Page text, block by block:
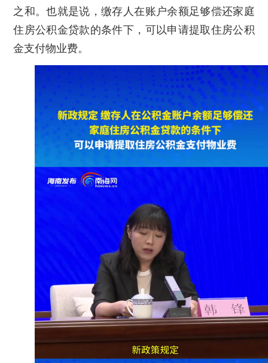
之和。也就是说，缴存人在账户余额足够偿还家庭
住房公积金贷款的条件下，可以申请提取住房公积
金支付物业费。